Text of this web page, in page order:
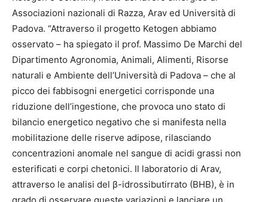
Associazioni nazionali di Razza, Arav ed Università di
Padova. “Attraverso il progetto Ketogen abbiamo
osservato – ha spiegato il prof. Massimo De Marchi del
Dipartimento Agronomia, Animali, Alimenti, Risorse
naturali e Ambiente dell’Università di Padova – che al
picco dei fabbisogni energetici corrisponde una
riduzione dell’ingestione, che provoca uno stato di
bilancio energetico negativo che si manifesta nella
mobilitazione delle riserve adipose, rilasciando
concentrazioni anomale nel sangue di acidi grassi non
esterificati e corpi chetonici. Il laboratorio di Arav,
attraverso le analisi del β-idrossibutirrato (BHB), è in